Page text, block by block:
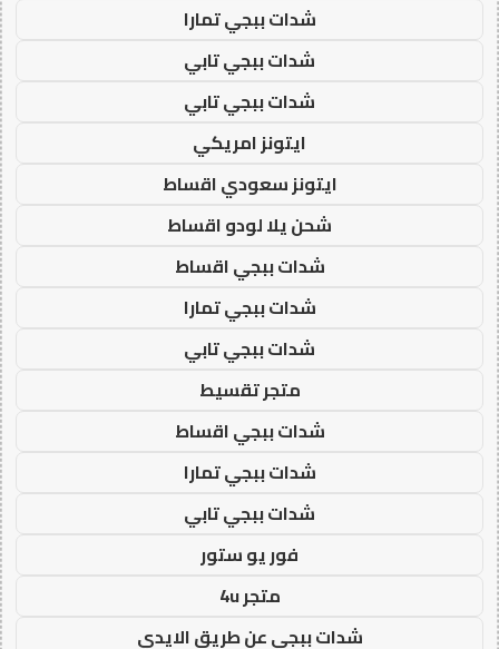
شدات ببجي تمارا
شدات ببجي تابي
شدات ببجي تابي
ايتونز امريكي
ايتونز سعودي اقساط
شحن يلا لودو اقساط
شدات ببجي اقساط
شدات ببجي تمارا
شدات ببجي تابي
متجر تقسيط
شدات ببجي اقساط
شدات ببجي تمارا
شدات ببجي تابي
فور يو ستور
متجر 4u
شدات ببجي عن طريق الايدي